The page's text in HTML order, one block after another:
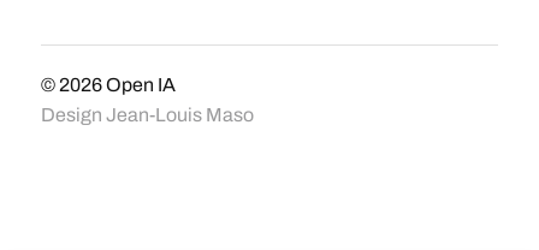
© 2026Open IA
Design Jean-Louis Maso